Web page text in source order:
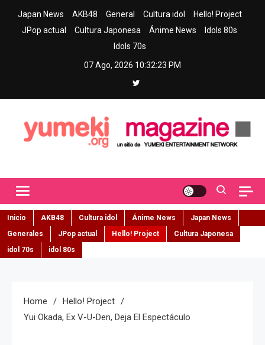
Japan News AKB48 General Cultura idol
Hello! Project
JPop actual
Cultura Japonesa Ánime News
Idols 80s
Idols 70s
07 Ago, 2026 10:32:25 PM
Inicio AKB48 Cultura idol Ánime News
Japan News
Generales
JPop actual Hello! Project
Cultura Japonesa
idol 70s
idol 80s
Home
Hello! Project
Yui Okada, Ex V-U-Den, Deja El Espectáculo